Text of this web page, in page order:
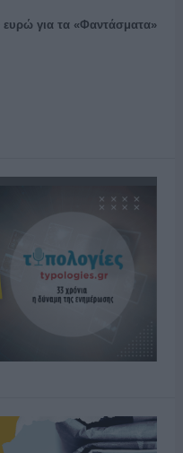
ευρώ για τα «Φαντάσματα»